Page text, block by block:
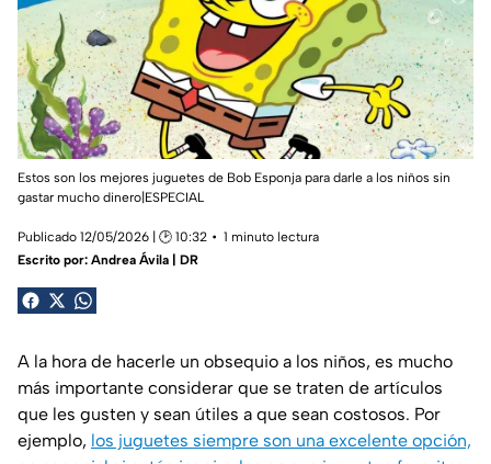
Estos son los mejores juguetes de Bob Esponja para darle a los niños sin
gastar mucho dinero|ESPECIAL
Publicado 12/05/2026 | 🕑 10:32
1 minuto lectura
Escrito por: Andrea Ávila | DR
A la hora de hacerle un obsequio a los niños, es mucho
más importante considerar que se traten de artículos
que les gusten y sean útiles a que sean costosos. Por
ejemplo, los juguetes siempre son una excelente opción,